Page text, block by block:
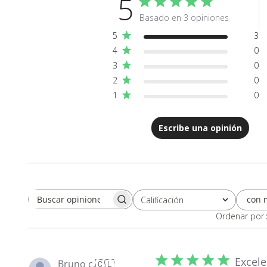
5
Basado en 3 opiniones
5
3
4
0
3
0
2
0
1
0
Escribe una opinión
Buscar opinionesCalificación
Todas las clasificaciones
con
Ordenar por :
Bruno c.🇨🇱